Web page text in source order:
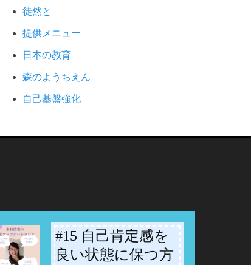
徒然と
提供メニュー
日本の教育
森のようちえん
自己基盤強化
#15 自己肯定感を
良い状態に保つ方
-